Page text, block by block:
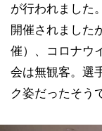
が行われました
開催されました
催）、コロナウ
会は無観客。選
ク姿だったそう